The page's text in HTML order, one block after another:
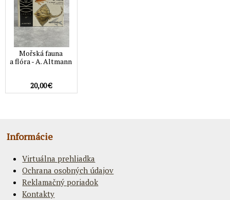
Mořská fauna
a flóra - A. Altmann
20,00 €
Informácie
Virtuálna prehliadka
Ochrana osobných údajov
Reklamačný poriadok
Kontakty